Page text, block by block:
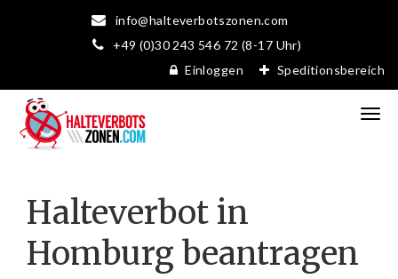
info@halteverbotszonen.com
+49 (0)30 243 546 72 (8-17 Uhr)
Einloggen
Speditionsbereich
Halteverbot in
Homburg beantragen